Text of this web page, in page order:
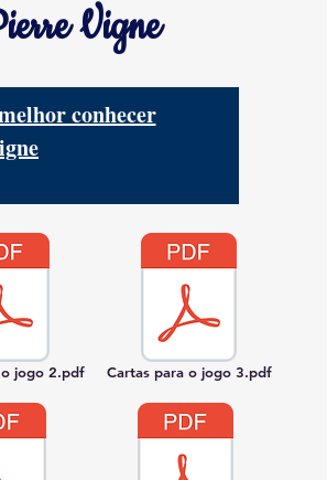
Vigne
conhecer
jogo 2.pdf Cartas para o jogo 3.pdf